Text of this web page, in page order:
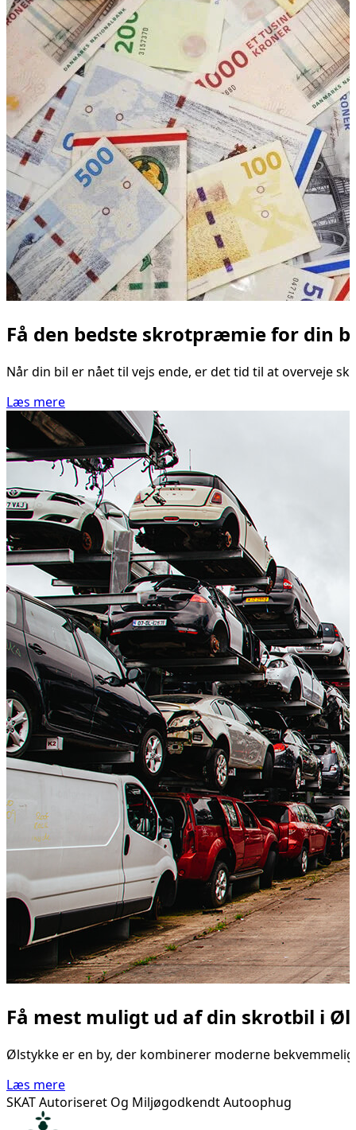
Få den bedste skrotpræmie for din
Når din bil er nået til vejs ende, er det tid til at overveje
Læs mere
Få mest muligt ud af din skrotbil i
Ølstykke er en by, der kombinerer moderne
Læs mere
SKAT Autoriseret Og Miljøgodkendt Autoophug